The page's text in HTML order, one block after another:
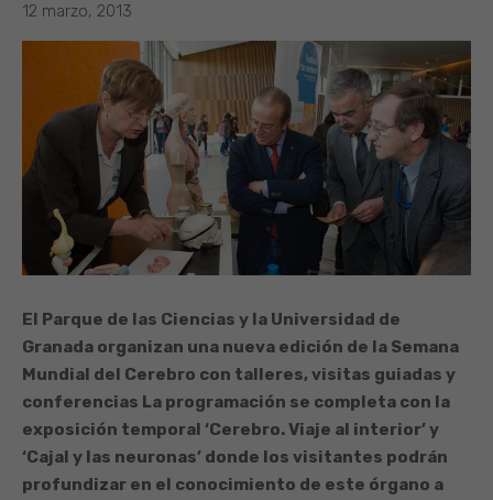
12 marzo, 2013
El Parque de las Ciencias y la Universidad de
Granada organizan una nueva edición de la Semana
Mundial del Cerebro con talleres, visitas guiadas y
conferencias La programación se completa con la
exposición temporal ‘Cerebro. Viaje al interior’ y
‘Cajal y las neuronas’ donde los visitantes podrán
profundizar en el conocimiento de este órgano a